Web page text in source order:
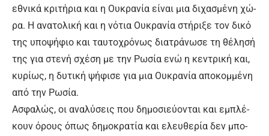
ε­θνι­κά κρι­τή­ρια και η Ου­κρα­νί­α εί­ναι μια δι­χα­σμέ­νη χώ­
ρα. Η α­να­το­λι­κή και η νό­τια Ου­κρα­νί­α στή­ρι­ξε τον δι­κό
της υ­πο­ψή­φιο και ταυ­το­χρό­νως δια­τρά­νω­σε τη θέ­λη­σή
της για στε­νή σχέ­ση με την Ρω­σί­α ε­νώ η κε­ντρι­κή και,
κυ­ρί­ως, η δυ­τι­κή ψή­φι­σε για μια Ου­κρα­νί­α α­πο­κομ­μέ­νη
α­πό την Ρω­σί­α.
Α­σφα­λώς, οι α­να­λύ­σεις που δη­μο­σιεύ­ο­νται και ε­μπλέ­
κουν ό­ρους ό­πως δη­μο­κρα­τί­α και ­ελευ­θε­ρί­α δεν μπο­